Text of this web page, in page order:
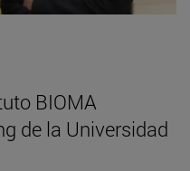
BIOMA
de la Universidad